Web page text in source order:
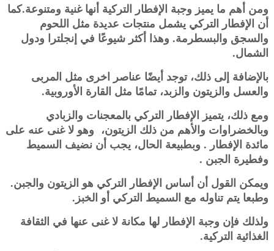
ومن أهم ما يميز وجبة الإفطار التركية أنها غنية ومتنوعة.كما
أن الإفطار التركي يشمل منتجات عديدة مثل اللحوم
والسجق ‏والبسطرمة. وهذا أكثر شيوعًا في إنجلترا ودول
الشمال‎.‎
بالإضافة إلى ذلك، توجد أيضًا عناصر اخرى مثل المربى
والعسل والزيتون والزبد، تمامًا مثل القارة الأوروبية‎.‎
ومع ذلك، يتميز الإفطار التركي بالمعجنات والزبادي
وبالخضراوات والأهم من ذلك الزيتون، وهو لا غنى عنه على
مائدة ‏الإفطار‎. ‎‏ وبطبيعة الحال، يجب أن نضيف السميط
وفطيرة الجبن‎. ‎
ويمكن القول أن أساس الإفطار التركي هو الزيتون والجبن.
وطبعا يتم تناوله مع السميط التركي أو الخبز‎.‎
ولذلك فإن وجبة الإفطار لها مكانة لا غنى عنها في الثقافة
الغذائية التركية. ‏